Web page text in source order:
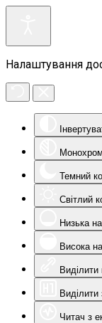
Налаштування
Темний
Світлий
Низька
Висока
Виділити
Читач з